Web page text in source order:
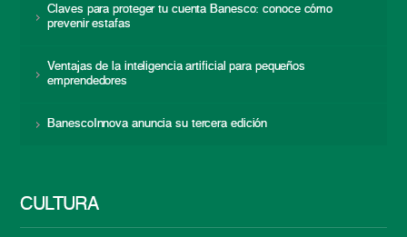
Claves para proteger tu cuenta Banesco: conoce cómo
prevenir estafas
Ventajas de la inteligencia artificial para pequeños
emprendedores
BanescoInnova anuncia su tercera edición
CULTURA